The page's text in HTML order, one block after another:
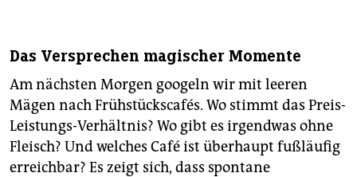
Das Versprechen magischer Momente
Am nächsten Morgen googeln wir mit leeren
Mägen nach Frühstückscafés. Wo stimmt das Preis-
Leistungs-Verhältnis? Wo gibt es irgendwas ohne
Fleisch? Und welches Café ist überhaupt fußläufig
erreichbar? Es zeigt sich, dass spontane